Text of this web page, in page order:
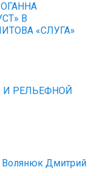
В
«СЛУГА»
РЕЛЬЕФНОЙ
Волянюк Дмитрий